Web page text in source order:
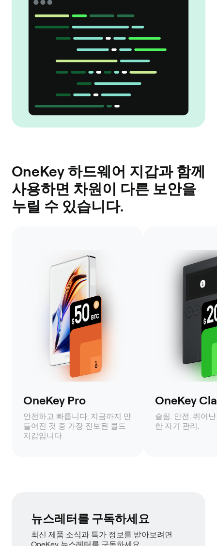
OneKey 하드웨어 지갑과 함께
사용하면 차원이 다른 보안을
누릴 수 있습니다.
OneKey Pro
안전하고 빠릅니다. 지금까지 만
들어진 것 중 가장 진보된 콜드
지갑입니다.
OneKey
슬림. 안전. 뛰어
한 자기 관리.
뉴스레터를 구독하세요
최신 제품 소식과 특가 정보를 받아보려면
OneKey 뉴스레터를 구독하세요.